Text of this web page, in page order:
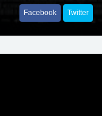
Facebook Twitter